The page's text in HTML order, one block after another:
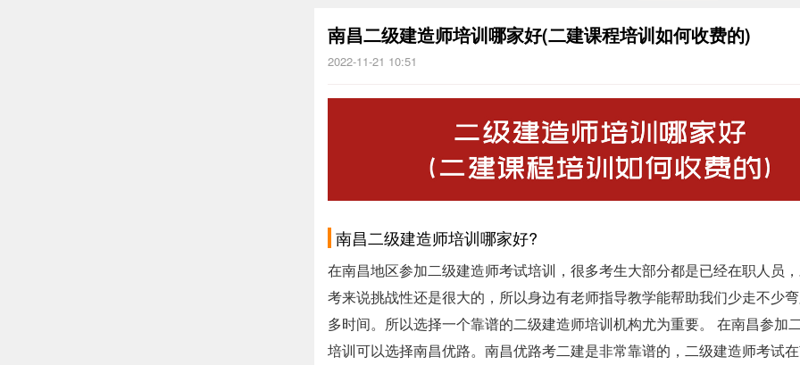
南昌二级建造师培训哪家好(二建课程培训如何收费的)
2022-11-21 10:51
南昌二级建造师培训哪家好?
在南昌地区参加二级建造师考试培训，很多考生大部分都是已经在职人员
考来说挑战性还是很大的，所以身边有老师指导教学能帮助我们少走不少
多时间。所以选择一个靠谱的二级建造师培训机构尤为重要。 在南昌参加
培训可以选择南昌优路。南昌优路考二建是非常靠谱的，二级建造师考试